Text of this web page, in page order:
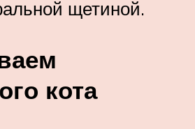
щетиной.
кота